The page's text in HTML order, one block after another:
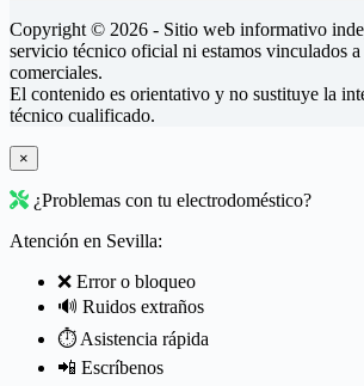
Copyright © 2026 - Sitio web informativo
servicio técnico oficial ni estamos vinculados a
comerciales.
El contenido es orientativo y no sustituye la
técnico cualificado.
×
¿Problemas con tu electrodoméstico?
Atención en Sevilla:
❌ Error o bloqueo
🔊 Ruidos extraños
⏱️ Asistencia rápida
📲 Escríbenos